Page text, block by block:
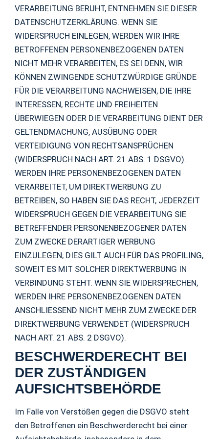
VERARBEITUNG BERUHT, ENTNEHMEN SIE DIESER
DATENSCHUTZERKLÄRUNG. WENN SIE
WIDERSPRUCH EINLEGEN, WERDEN WIR IHRE
BETROFFENEN PERSONENBEZOGENEN DATEN
NICHT MEHR VERARBEITEN, ES SEI DENN, WIR
KÖNNEN ZWINGENDE SCHUTZWÜRDIGE GRÜNDE
FÜR DIE VERARBEITUNG NACHWEISEN, DIE IHRE
INTERESSEN, RECHTE UND FREIHEITEN
ÜBERWIEGEN ODER DIE VERARBEITUNG DIENT DER
GELTENDMACHUNG, AUSÜBUNG ODER
VERTEIDIGUNG VON RECHTSANSPRÜCHEN
(WIDERSPRUCH NACH ART. 21 ABS. 1 DSGVO).
WERDEN IHRE PERSONENBEZOGENEN DATEN
VERARBEITET, UM DIREKTWERBUNG ZU
BETREIBEN, SO HABEN SIE DAS RECHT, JEDERZEIT
WIDERSPRUCH GEGEN DIE VERARBEITUNG SIE
BETREFFENDER PERSONENBEZOGENER DATEN
ZUM ZWECKE DERARTIGER WERBUNG
EINZULEGEN; DIES GILT AUCH FÜR DAS PROFILING,
SOWEIT ES MIT SOLCHER DIREKTWERBUNG IN
VERBINDUNG STEHT. WENN SIE WIDERSPRECHEN,
WERDEN IHRE PERSONENBEZOGENEN DATEN
ANSCHLIESSEND NICHT MEHR ZUM ZWECKE DER
DIREKTWERBUNG VERWENDET (WIDERSPRUCH
NACH ART. 21 ABS. 2 DSGVO).
BESCHWERDE­RECHT BEI
DER ZUSTÄNDIGEN
AUFSICHTS­BEHÖRDE
Im Falle von Verstößen gegen die DSGVO steht
den Betroffenen ein Beschwerderecht bei einer